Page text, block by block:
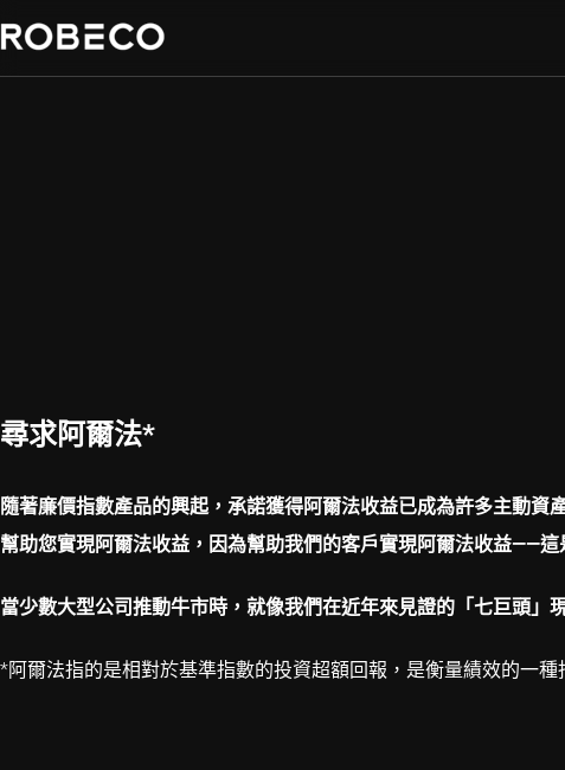
尋求阿爾法*
隨著廉價指數產品的興起，承諾獲得阿爾法收益已成為許多主動
幫助您實現阿爾法收益，因為幫助我們的客戶實現阿爾法收益——這
當少數大型公司推動牛市時，就像我們在近年來見證的「七巨頭
*阿爾法指的是相對於基準指數的投資超額回報，是衡量績效的一種